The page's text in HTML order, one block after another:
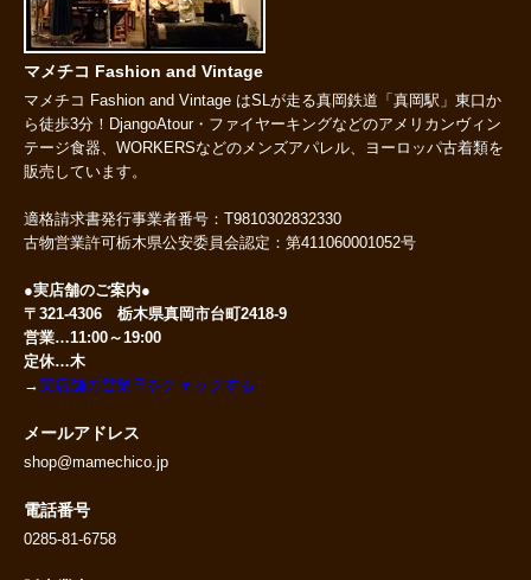
マメチコ Fashion and Vintage
マメチコ Fashion and Vintage はSLが走る真岡鉄道「真岡駅」東口か
ら徒歩3分！DjangoAtour・ファイヤーキングなどのアメリカンヴィン
テージ食器、WORKERSなどのメンズアパレル、ヨーロッパ古着類を
販売しています。
適格請求書発行事業者番号：T9810302832330
古物営業許可栃木県公安委員会認定：第411060001052号
●実店舗のご案内●
〒321-4306 栃木県真岡市台町2418-9
営業…11:00～19:00
定休…木
→実店舗の営業日をチェックする
メールアドレス
shop@mamechico.jp
電話番号
0285-81-6758